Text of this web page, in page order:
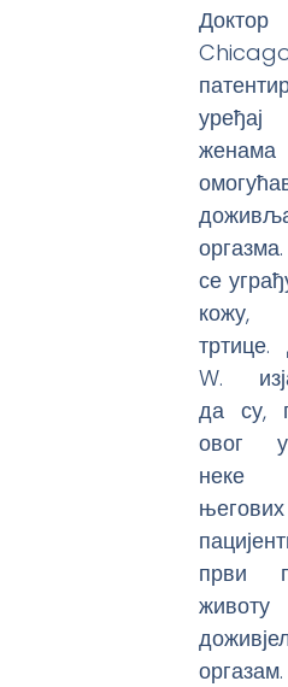
женама
се
тртице.
W.
да су,
овог
његових
први
животу
оргазам.